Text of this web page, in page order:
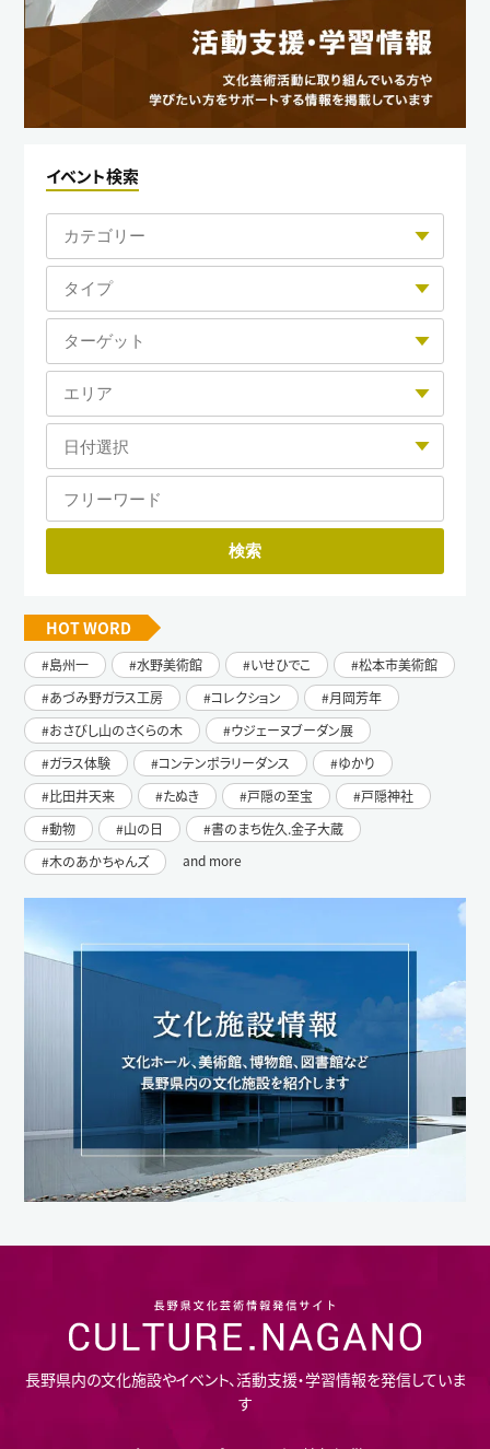
イベント検索
HOT WORD
島州一 水野美術館 いせひでこ
松本市美術館
あづみ野ガラス工房
コレクション
月岡芳年
おさびし山のさくらの木
ウジェーヌブーダン展
ガラス体験
コンテンポラリーダンス
ゆかり
比田井天来
たぬき 戸隠の至宝
戸隠神社
動物
山の日
書のまち佐久.金子大蔵
木のあかちゃんズ
and more
長野県内の文化施設やイベント、活動支援・学習情報を発信していま
す